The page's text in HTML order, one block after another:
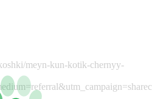
meyn-kun-kotik-chernyy-